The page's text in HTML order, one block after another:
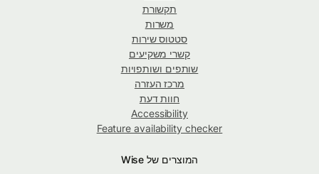
תקשורת
משרות
סטטוס שירות
קשרי משקיעים
שותפים ושותפויות
מרכז העזרה
חוות דעת
Accessibility
Feature availability checker
המוצרים של Wise